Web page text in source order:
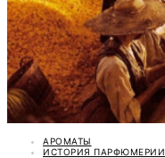
АРОМАТЫ
ИСТОРИЯ ПАРФЮМЕРИИ